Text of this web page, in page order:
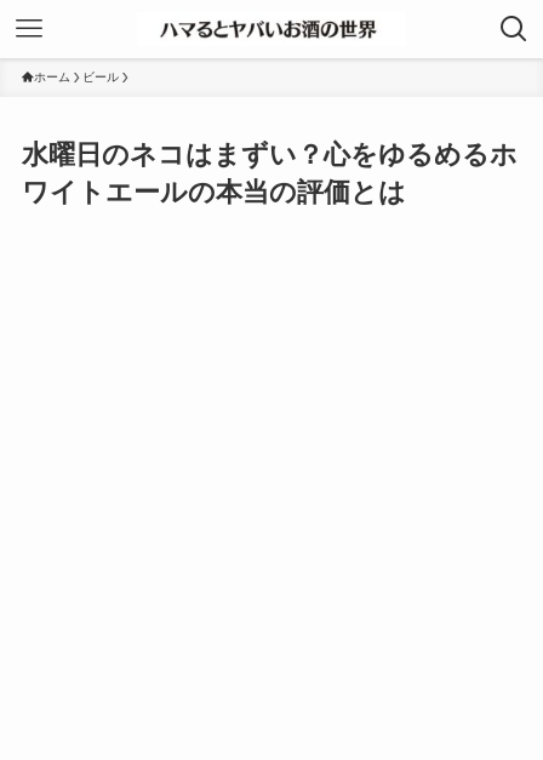
ホーム ビール
水曜日のネコはまずい？心をゆるめるホ
ワイトエールの本当の評価とは